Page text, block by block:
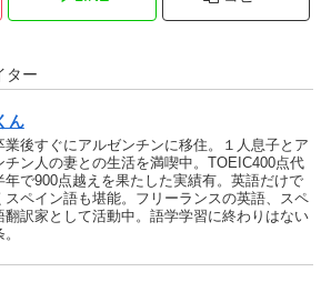
ター
ん
業後すぐにアルゼンチンに移住。１人息子とア
チン人の妻との生活を満喫中。TOEIC400点代
年で900点越えを果たした実績有。英語だけで
スペイン語も堪能。フリーランスの英語、スペ
翻訳家として活動中。語学学習に終わりはない